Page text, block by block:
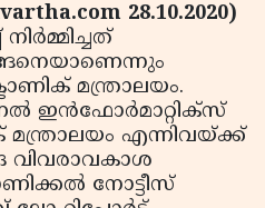
28.10.2020)
മന്ത്രാലയം.
ഇന്‍ഫോര്‍മാറ്റിക്‌സ്
മന്ത്രാലയം എന്നിവയ്ക്ക്
വിവരാവകാശ
നോട്ടീസ്